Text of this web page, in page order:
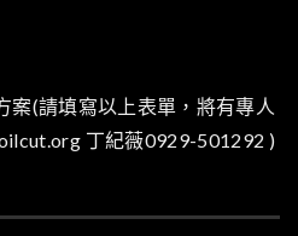
(請填寫以上表單，將有專人
丁紀薇0929-501292 )